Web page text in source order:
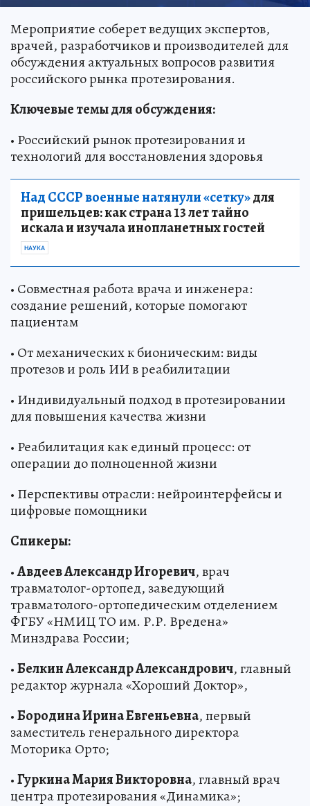
Мероприятие соберет ведущих экспертов,
врачей, разработчиков и производителей для
обсуждения актуальных вопросов развития
российского рынка протезирования.
Ключевые темы для обсуждения:
• Российский рынок протезирования и
технологий для восстановления здоровья
Над СССР военные натянули «сетку»для
пришельцев: как страна 13 лет тайно
искала и изучала инопланетных гостей
НАУКА
• Совместная работа врача и инженера:
создание решений, которые помогают
пациентам
• От механических к бионическим: виды
протезов и роль ИИ в реабилитации
• Индивидуальный подход в протезировании
для повышения качества жизни
• Реабилитация как единый процесс: от
операции до полноценной жизни
• Перспективы отрасли: нейроинтерфейсы и
цифровые помощники
Спикеры:
•Авдеев Александр Игоревич, врач
травматолог-ортопед, заведующий
травматолого-ортопедическим отделением
ФГБУ «НМИЦ ТО им. Р.Р. Вредена»
Минздрава России;
•Белкин Александр Александрович, главный
редактор журнала «Хороший Доктор»,
•Бородина Ирина Евгеньевна, первый
заместитель генерального директора
Моторика Орто;
•Гуркина Мария Викторовна, главный врач
центра протезирования «Динамика»;